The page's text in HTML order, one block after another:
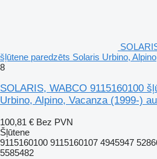
šļūtene paredzēts Solaris Urbino,
8
SOLARIS, WABCO 9115160100
Urbino, Alpino, Vacanza (1999-)
100,81 € Bez PVN
Šļūtene
9115160100 9115160107 4945947
5585482